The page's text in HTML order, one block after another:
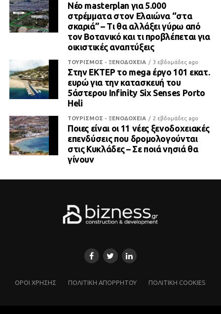
Νέο masterplan για 5.000
στρέμματα στον Ελαιώνα “στα
σκαριά” – Τι θα αλλάξει γύρω από
τον Βοτανικό και τι προβλέπεται για
οικιστικές αναπτύξεις
ΤΟΥΡΙΣΜΟΣ - ΞΕΝΟΔΟΧΕΙΑ 3 εβδομάδες ago
Στην ΕΚΤΕΡ το mega έργο 101 εκατ.
ευρώ για την κατασκευή του
5άστερου Infinity Six Senses Porto
Heli
ΤΟΥΡΙΣΜΟΣ - ΞΕΝΟΔΟΧΕΙΑ 2 εβδομάδες ago
Ποιες είναι οι 11 νέες ξενοδοχειακές
επενδύσεις που δρομολογούνται
στις Κυκλάδες – Σε ποιά νησιά θα
γίνουν
ΌΡΟΙ ΧΡΗΣΗΣ ΠΟΛΙΤΙΚΗ ΑΠΟΡΡΗΤΟΥ ΠΟΛΙΤΙΚΗ COOKIES